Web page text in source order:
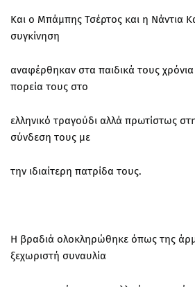
Και ο Μπάμπης Τσέρτος και η Νάντια
συγκίνηση
αναφέρθηκαν στα παιδικά τους
πορεία τους στο
ελληνικό τραγούδι αλλά πρωτίστως
σύνδεση τους με
την ιδιαίτερη πατρίδα τους.
Η βραδιά ολοκληρώθηκε όπως της
ξεχωριστή συναυλία